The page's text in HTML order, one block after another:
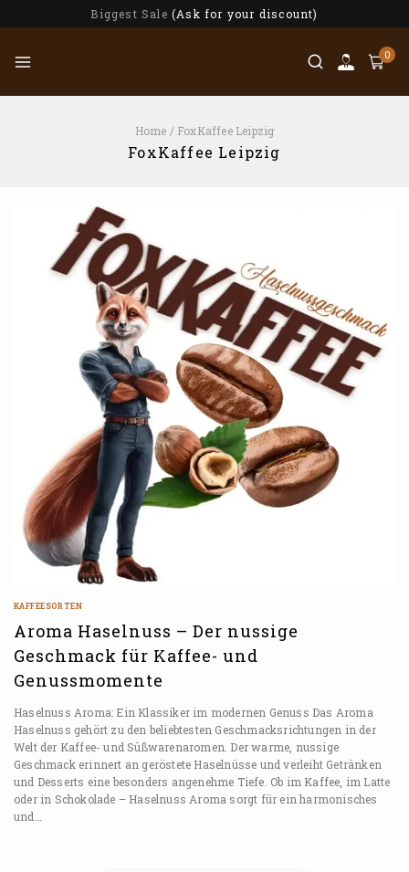
Biggest Sale (Ask for your discount)
0
Home / FoxKaffee Leipzig
FoxKaffee Leipzig
KAFFEESORTEN
Aroma Haselnuss – Der nussige
Geschmack für Kaffee- und
Genussmomente
Haselnuss Aroma: Ein Klassiker im modernen Genuss Das Aroma
Haselnuss gehört zu den beliebtesten Geschmacksrichtungen in der
Welt der Kaffee- und Süßwarenaromen. Der warme, nussige
Geschmack erinnert an geröstete Haselnüsse und verleiht Getränken
und Desserts eine besonders angenehme Tiefe. Ob im Kaffee, im Latte
oder in Schokolade – Haselnuss Aroma sorgt für ein harmonisches
und…